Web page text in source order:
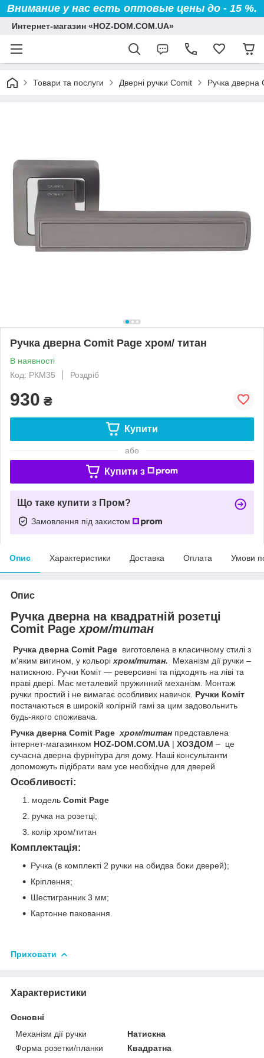
Внимание у нас есть оптовые цены до - 15 %.
Интернет-магазин «HOZ-DOM.COM.UA»
Товари та послуги Дверні ручки Comit Ручка дверна
Ручка дверна Comit Page хром/ титан
В наявності
Код: РКМ35
Роздріб
930 ₴
Купити
або
Купити з
Що таке купити з Пром?
Замовлення під захистом
Опис Характеристики Доставка Оплата Умови
Опис
Ручка дверна на квадратній розетці
Comit Page хром/титан
Ручка дверна Comit Page виготовлена в класичному стилі з
м'яким вигином, у кольоріхром/титан. Механізм дії ручки –
натискною. Ручки Коміт — реверсивні та підходять на ліві та
праві двері. Має металевий пружинний механізм. Монтаж
ручки простий і не вимагає особливих навичок. Ручки Коміт
постачаються в широкій колірній гамі за цим задовольнить
будь-якого споживача.
Ручка дверна Comit Pageхром/титан представлена
інтернет-магазинком HOZ-DOM.COM.UA | ХОЗДОМ – це
сучасна дверна фурнітура для дому. Наші консультанти
допоможуть підібрати вам усе необхідне для дверей
Особливості:
модель Comit Page
ручка на розетці;
колір хром/титан
Комплектація:
Ручка (в комплекті 2 ручки на обидва боки дверей);
Кріплення;
Шестигранник 3 мм;
Картонне паковання.
Приховати
Характеристики
Основні
Механізм дії ручки
Натискна
Форма розетки/планки
Квадратна